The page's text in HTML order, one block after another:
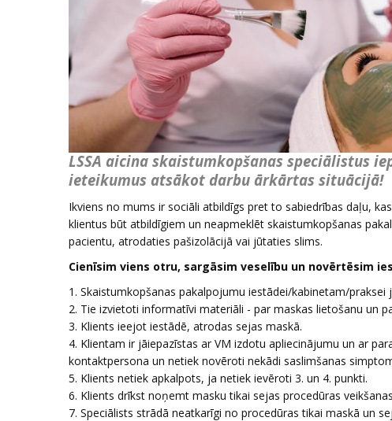
LSSA aicina skaistumkopšanas speciālistus
ieteikumus atsākot darbu ārkārtas situācijā!
Ikviens no mums ir sociāli atbildīgs pret to sabiedrības daļu,
klientus būt atbildīgiem un neapmeklēt skaistumkopšanas
pacientu, atrodaties pašizolācijā vai jūtaties slims.
Cienīsim viens otru, sargāsim veselību un novērtēsim
1. Skaistumkopšanas pakalpojumu iestādei/kabinetam/praksei
2. Tie izvietoti informatīvi materiāli - par maskas lietošanu un
3. Klients ieejot iestādē, atrodas sejas maskā.
4. Klientam ir jāiepazīstas ar VM izdotu apliecinājumu un ar
kontaktpersona un netiek novēroti nekādi saslimšanas
5. Klients netiek apkalpots, ja netiek ievēroti 3. un 4. punkti.
6. Klients drīkst noņemt masku tikai sejas procedūras
7. Speciālists strādā neatkarīgi no procedūras tikai maskā un